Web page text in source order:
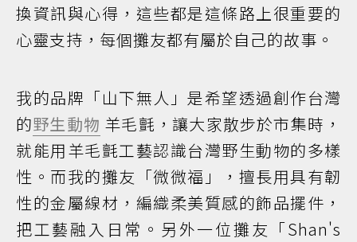
換資訊與心得，這些都是這條路上很重要的
心靈支持，每個攤友都有屬於自己的故事。
我的品牌「山下無人」是希望透過創作台灣
的野生動物 羊毛氈，讓大家散步於市集時，
就能用羊毛氈工藝認識台灣野生動物的多樣
性。而我的攤友「微微福」，擅長用具有韌
性的金屬線材，編織柔美質感的飾品擺件，
把工藝融入日常。另外一位攤友「Shan's